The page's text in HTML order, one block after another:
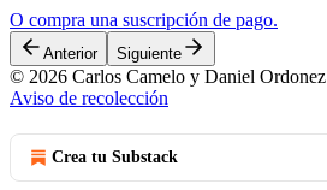
O compra una suscripción de pago.
Anterior Siguiente
© 2026 Carlos Camelo y Daniel Ordonez
Aviso de recolección
Crea tu Substack